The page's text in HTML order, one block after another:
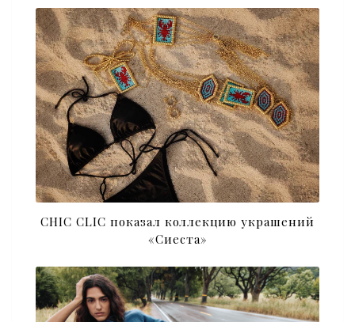
CHIC CLIC показал коллекцию украшений
«Сиеста»